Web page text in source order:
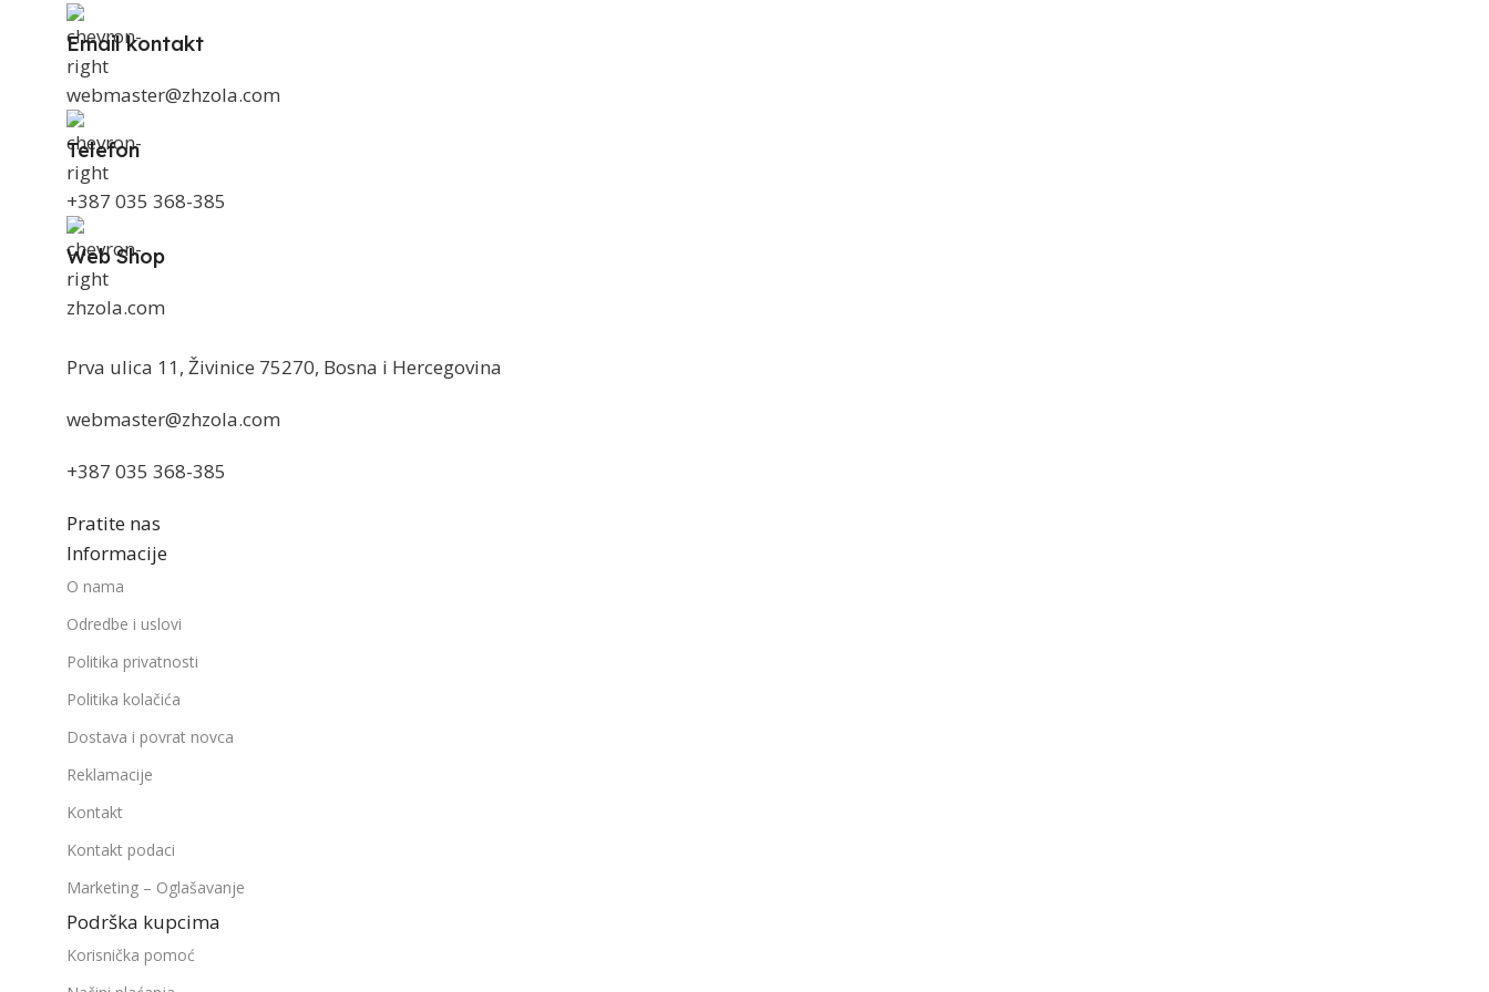
Email kontakt
webmaster@zhzola.com
Telefon
+387 035 368-385
Web Shop
zhzola.com
Prva ulica 11, Živinice 75270, Bosna i Hercegovina
webmaster@zhzola.com
+387 035 368-385
Pratite nas
Informacije
O nama
Odredbe i uslovi
Politika privatnosti
Politika kolačića
Dostava i povrat novca
Reklamacije
Kontakt
Kontakt podaci
Marketing – Oglašavanje
Podrška kupcima
Korisnička pomoć